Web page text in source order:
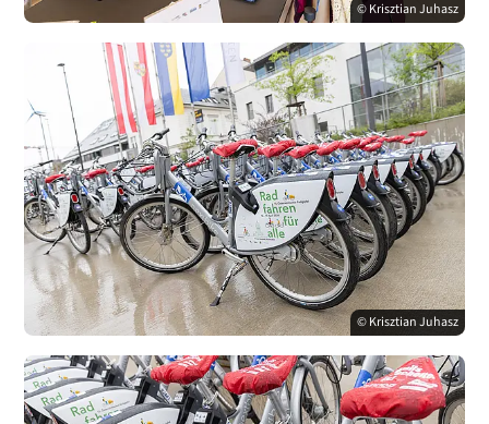
© Krisztian Juhasz
© Krisztian Juhasz